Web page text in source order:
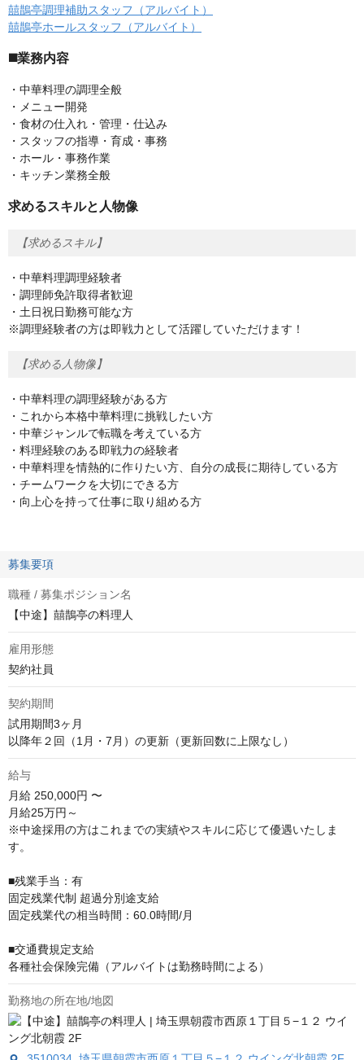
囍鵲亭調理補助スタッフ（アルバイト）
囍鵲亭ホールスタッフ（アルバイト）
◼️業務内容
・中華料理の調理全般
・メニュー開発
・食材の仕入れ・管理・仕込み
・スタッフの指導・育成・事務
・ホール・事務作業
・キッチン業務全般
求めるスキルと人物像
【求めるスキル】
・中華料理調理経験者
・調理師免許取得者歓迎
・土日祝日勤務可能な方
※調理経験者の方は即戦力として活躍していただけます！
【求める人物像】
・中華料理の調理経験がある方
・これから本格中華料理に挑戦したい方
・中華ジャンルで転職を考えている方
・料理経験のある即戦力の経験者
・中華料理を情熱的に作りたい方、自分の成長に期待している方
・チームワークを大切にできる方
・向上心を持って仕事に取り組める方
募集要項
職種 / 募集ポジション名
【中途】囍鵲亭の料理人
雇用形態
契約社員
契約期間
試用期間3ヶ月
以降年２回（1月・7月）の更新（更新回数に上限なし）
給与
月給 250,000円 〜
月給25万円～
※中途採用の方はこれまでの実績やスキルに応じて優遇いたしま
す。
■残業⼿当：有
固定残業代制 超過分別途⽀給
固定残業代の相当時間：60.0時間/⽉
■交通費規定支給
各種社会保険完備（アルバイトは勤務時間による）
勤務地の所在地/地図